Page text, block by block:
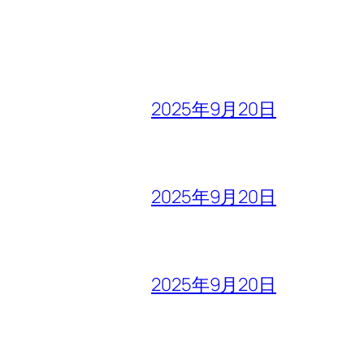
2025年9月20日
2025年9月20日
2025年9月20日